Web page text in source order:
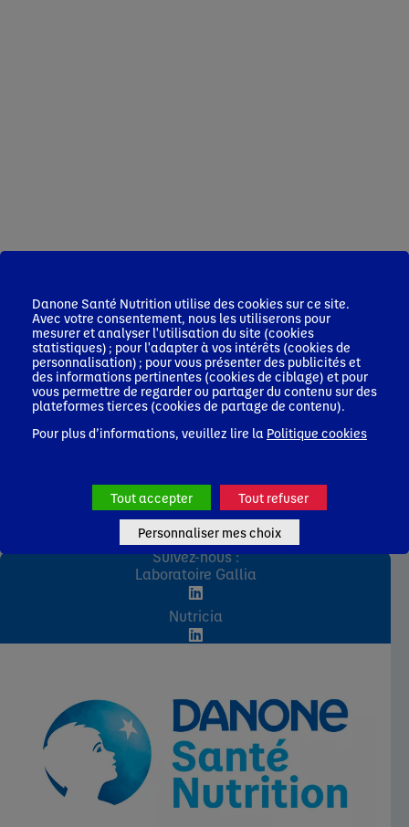
Suivez-nous :
Laboratoire Gallia
Nutricia
Danone Santé Nutrition utilise des cookies sur ce site.
Avec votre consentement, nous les utiliserons pour
mesurer et analyser l'utilisation du site (cookies
statistiques) ; pour l'adapter à vos intérêts (cookies de
personnalisation) ; pour vous présenter des publicités et
des informations pertinentes (cookies de ciblage) et pour
vous permettre de regarder ou partager du contenu sur des
plateformes tierces (cookies de partage de contenu).
Pour plus d’informations, veuillez lire la Politique cookies
Tout accepter Tout refuser
Personnaliser mes choix